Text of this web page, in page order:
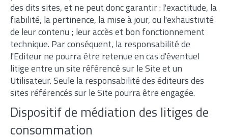
des dits sites, et ne peut donc garantir : l'exactitude, la
fiabilité, la pertinence, la mise à jour, ou l'exhaustivité
de leur contenu ; leur accès et bon fonctionnement
technique. Par conséquent, la responsabilité de
l'Editeur ne pourra être retenue en cas d'éventuel
litige entre un site référencé sur le Site et un
Utilisateur. Seule la responsabilité des éditeurs des
sites référencés sur le Site pourra être engagée.
Dispositif de médiation des litiges de
consommation